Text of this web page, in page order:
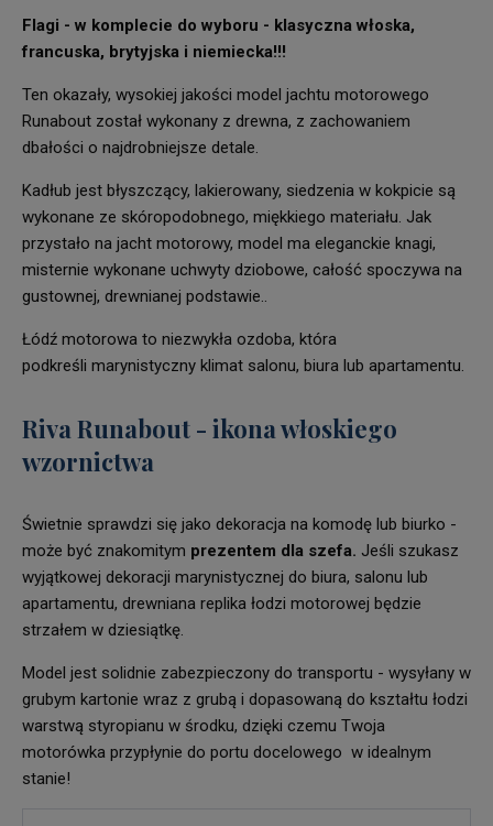
Flagi - w komplecie do wyboru - klasyczna włoska,
francuska, brytyjska i niemiecka!!!
Ten okazały, wysokiej jakości model jachtu motorowego
Runabout został wykonany z drewna, z zachowaniem
dbałości o najdrobniejsze detale.
Kadłub jest błyszczący, lakierowany, siedzenia w kokpicie są
wykonane ze skóropodobnego, miękkiego materiału. Jak
przystało na jacht motorowy, model ma eleganckie knagi,
misternie wykonane uchwyty dziobowe, całość spoczywa na
gustownej, drewnianej podstawie..
Łódź motorowa to niezwykła ozdoba, która
podkreśli marynistyczny klimat salonu, biura lub apartamentu.
Riva Runabout - ikona włoskiego
wzornictwa
Świetnie sprawdzi się jako dekoracja na komodę lub biurko -
może być znakomitym prezentem dla szefa. Jeśli szukasz
wyjątkowej dekoracji marynistycznej do biura, salonu lub
apartamentu, drewniana replika łodzi motorowej będzie
strzałem w dziesiątkę.
Model jest solidnie zabezpieczony do transportu - wysyłany w
grubym kartonie wraz z grubą i dopasowaną do kształtu łodzi
warstwą styropianu w środku, dzięki czemu Twoja
motorówka przypłynie do portu docelowego w idealnym
stanie!